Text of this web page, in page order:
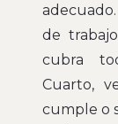
de
cubra
Cuarto,
cumple o